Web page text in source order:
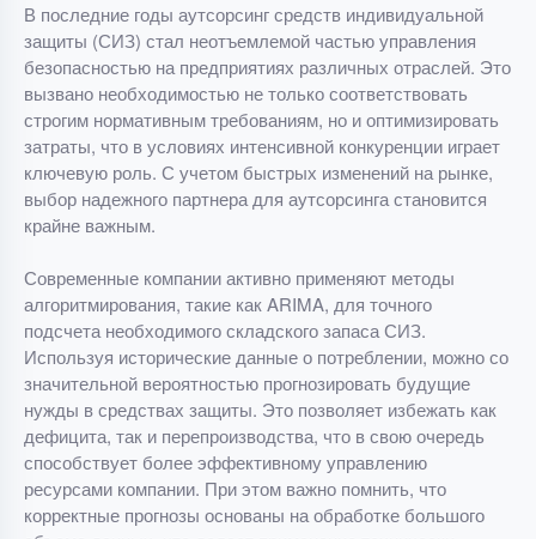
В последние годы аутсорсинг средств индивидуальной
защиты (СИЗ) стал неотъемлемой частью управления
безопасностью на предприятиях различных отраслей. Это
вызвано необходимостью не только соответствовать
строгим нормативным требованиям, но и оптимизировать
затраты, что в условиях интенсивной конкуренции играет
ключевую роль. С учетом быстрых изменений на рынке,
выбор надежного партнера для аутсорсинга становится
крайне важным.
Современные компании активно применяют методы
алгоритмирования, такие как ARIMA, для точного
подсчета необходимого складского запаса СИЗ.
Используя исторические данные о потреблении, можно со
значительной вероятностью прогнозировать будущие
нужды в средствах защиты. Это позволяет избежать как
дефицита, так и перепроизводства, что в свою очередь
способствует более эффективному управлению
ресурсами компании. При этом важно помнить, что
корректные прогнозы основаны на обработке большого